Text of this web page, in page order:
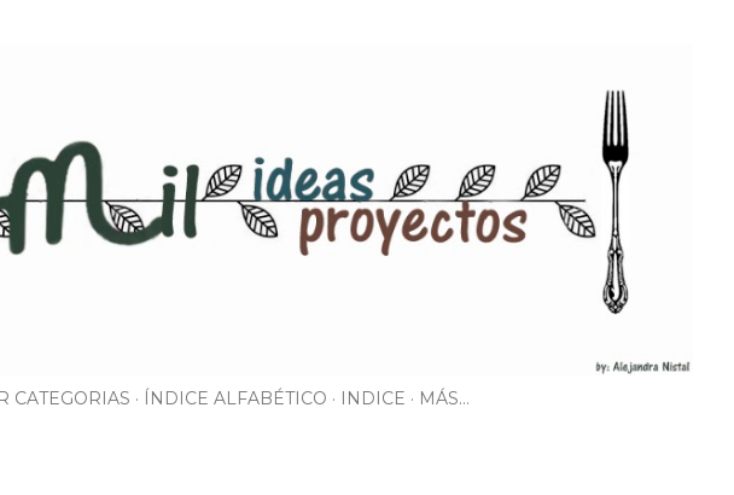
CATEGORIAS ÍNDICE ALFABÉTICO INDICE MÁS…